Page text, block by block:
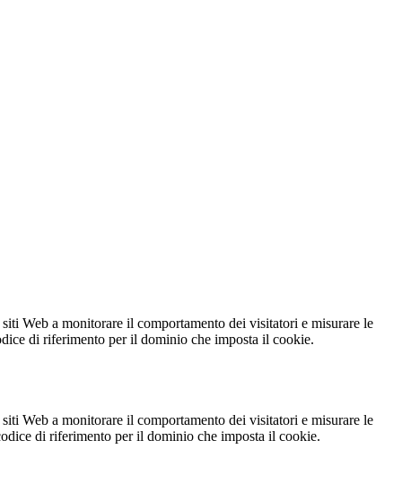
Web a monitorare il comportamento dei visitatori e misurare le
di riferimento per il dominio che imposta il cookie.
Web a monitorare il comportamento dei visitatori e misurare le
di riferimento per il dominio che imposta il cookie.